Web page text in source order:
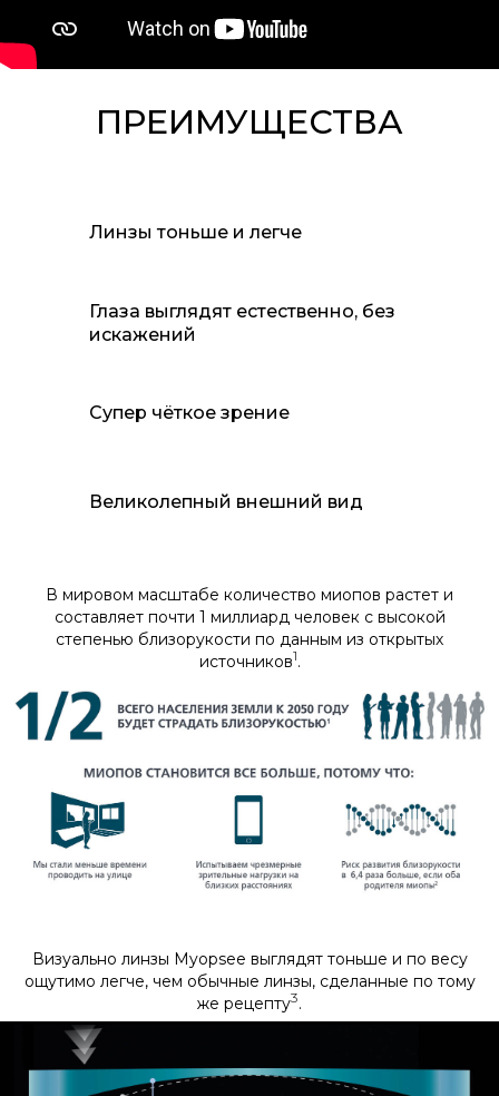
ПРЕИМУЩЕСТВА
Линзы тоньше и легче
Глаза выглядят естественно, без
искажений
Cупер чёткое зрение
Великолепный внешний вид
В мировом масштабе количество миопов растет и
составляет почти 1 миллиард человек с высокой
степенью близорукости по данным из открытых
источников1.
Визуально линзы Myopsee выглядят тоньше и по весу
ощутимо легче, чем обычные линзы, сделанные по тому
же рецепту3.